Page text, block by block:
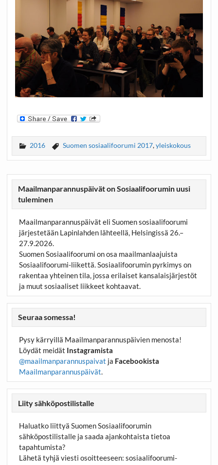
2016 Suomen sosiaalifoorumi 2017,yleiskokous
Maailmanparannuspäivät on Sosiaalifoorumin uusi
tuleminen
Maailmanparannuspäivät eli Suomen sosiaalifoorumi
järjestetään Lapinlahden lähteellä, Helsingissä 26.–
27.9.2026.
Suomen Sosiaalifoorumi on osa maailmanlaajuista
Sosiaalifoorumi-liikettä. Sosiaalifoorumin pyrkimys on
rakentaa yhteinen tila, jossa erilaiset kansalaisjärjestöt
ja muut sosiaaliset liikkeet kohtaavat.
Seuraa somessa!
Pysy kärryillä Maailmanparannuspäivien menosta!
Löydät meidät Instagramista
@maailmanparannuspaivat ja Facebookista
Maailmanparannuspäivät.
Liity sähköpostilistalle
Haluatko liittyä Suomen Sosiaalifoorumin
sähköpostilistalle ja saada ajankohtaista tietoa
tapahtumista?
Lähetä tyhjä viesti osoitteeseen: sosiaalifoorumi-